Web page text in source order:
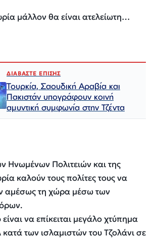
μάλλον θα είναι ατελείωτη…
ΔΙΑΒΑΣΤΕ ΕΠΙΣΗΣ
Τουρκία, Σαουδική Αραβία και
Πακιστάν υπογράφουν κοινή
αμυντική συμφωνία στην Τζέντα
Ηνωμένων Πολιτειών και της
καλούν τους πολίτες τους να
αμέσως τη χώρα μέσω των
να επίκειται μεγάλο χτύπημα
των ισλαμιστών του Τζολάνι σε